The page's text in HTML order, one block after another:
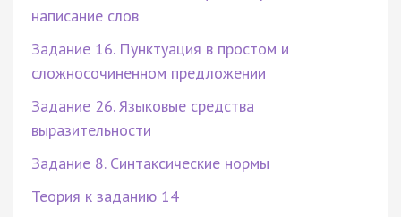
написание слов
Задание 16. Пунктуация в простом и
сложносочиненном предложении
Задание 26. Языковые средства
выразительности
Задание 8. Синтаксические нормы
Теория к заданию 14